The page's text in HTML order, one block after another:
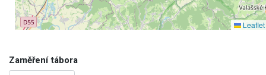
Leaflet
Zaměření tábora